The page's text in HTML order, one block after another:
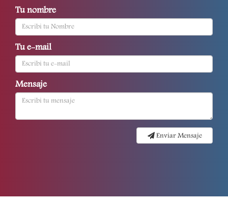
Tu nombre
Tu e-mail
Mensaje
Enviar Mensaje